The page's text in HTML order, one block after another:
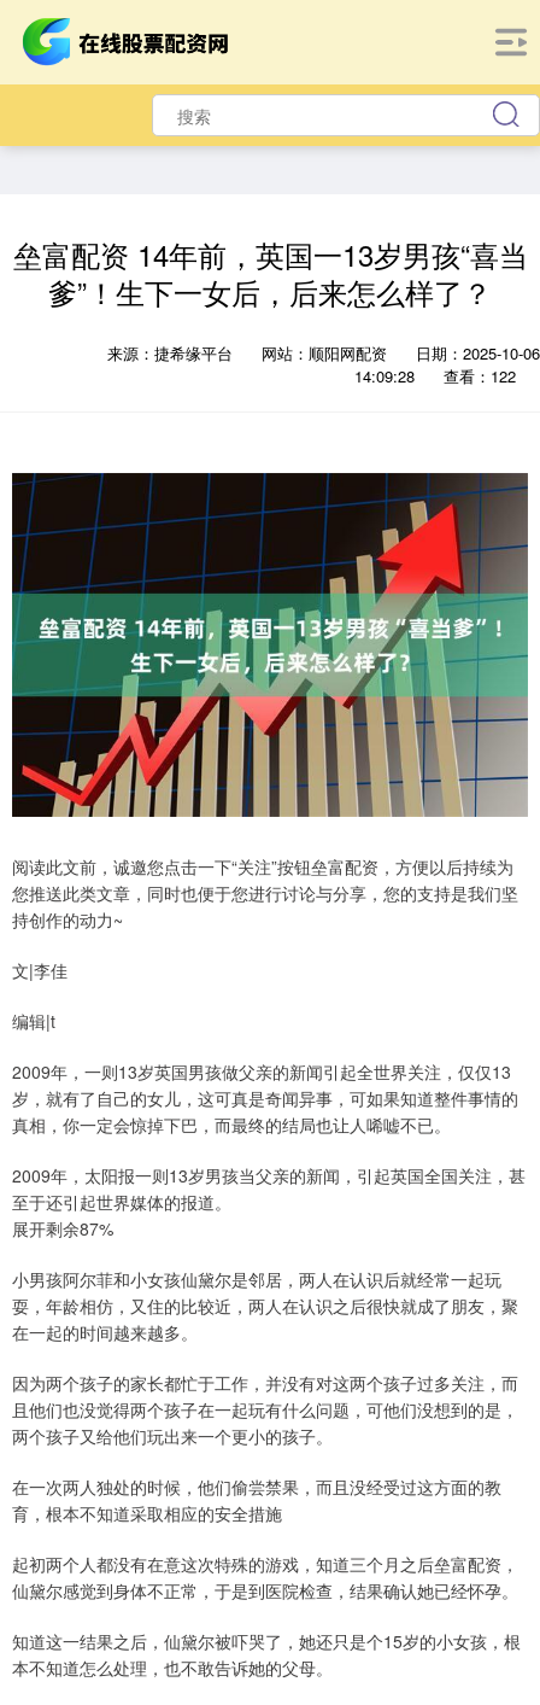
垒富配资 14年前，英国一13岁男孩“喜当
爹”！生下一女后，后来怎么样了？
来源：捷希缘平台 网站：顺阳网配资
日期：2025-10-06
14:09:28
查看：122
阅读此文前，诚邀您点击一下“关注”按钮垒富配资，方便以后持续为
您推送此类文章，同时也便于您进行讨论与分享，您的支持是我们坚
持创作的动力~
文|李佳
编辑|t
2009年，一则13岁英国男孩做父亲的新闻引起全世界关注，仅仅13
岁，就有了自己的女儿，这可真是奇闻异事，可如果知道整件事情的
真相，你一定会惊掉下巴，而最终的结局也让人唏嘘不已。
2009年，太阳报一则13岁男孩当父亲的新闻，引起英国全国关注，甚
至于还引起世界媒体的报道。
展开剩余87%
小男孩阿尔菲和小女孩仙黛尔是邻居，两人在认识后就经常一起玩
耍，年龄相仿，又住的比较近，两人在认识之后很快就成了朋友，聚
在一起的时间越来越多。
因为两个孩子的家长都忙于工作，并没有对这两个孩子过多关注，而
且他们也没觉得两个孩子在一起玩有什么问题，可他们没想到的是，
两个孩子又给他们玩出来一个更小的孩子。
在一次两人独处的时候，他们偷尝禁果，而且没经受过这方面的教
育，根本不知道采取相应的安全措施
起初两个人都没有在意这次特殊的游戏，知道三个月之后垒富配资，
仙黛尔感觉到身体不正常，于是到医院检查，结果确认她已经怀孕。
知道这一结果之后，仙黛尔被吓哭了，她还只是个15岁的小女孩，根
本不知道怎么处理，也不敢告诉她的父母。